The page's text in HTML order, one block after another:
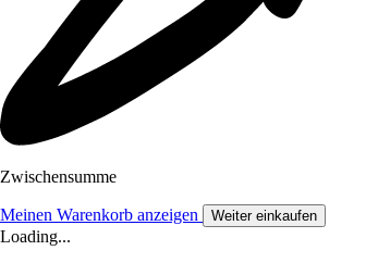
Zwischensumme
Meinen Warenkorb anzeigen Weiter einkaufen
Loading...